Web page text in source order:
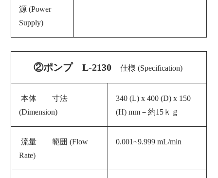
源 (Power
Supply)
②ポンプ L-2130 仕様 (Specification)
本体 寸法
(Dimension)
340 (L) x 400 (D) x 150
(H) mm－約15ｋｇ
流量 範囲 (Flow
Rate)
0.001~9.999 mL/min